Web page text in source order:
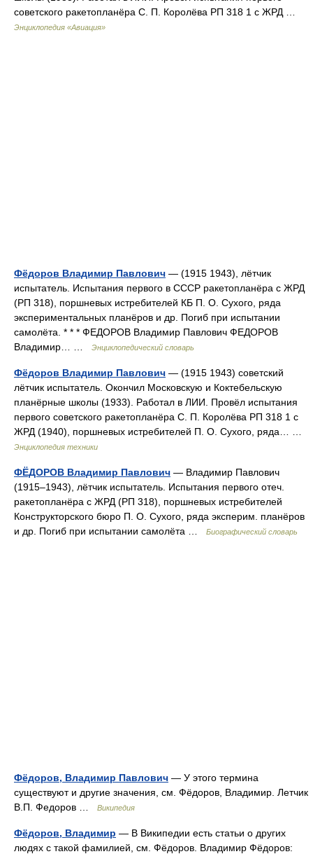
советского ракетопланёра С. П. Королёва РП 318 1 с ЖРД …
Энциклопедия «Авиация»
Фёдоров Владимир Павлович — (1915 1943), лётчик
испытатель. Испытания первого в СССР ракетопланёра с ЖРД
(РП 318), поршневых истребителей КБ П. О. Сухого, ряда
экспериментальных планёров и др. Погиб при испытании
самолёта. * * * ФЕДОРОВ Владимир Павлович ФЕДОРОВ
Владимир… …
Энциклопедический словарь
Фёдоров Владимир Павлович — (1915 1943) советский
лётчик испытатель. Окончил Московскую и Коктебельскую
планёрные школы (1933). Работал в ЛИИ. Провёл испытания
первого советского ракетопланёра С. П. Королёва РП 318 1 с
ЖРД (1940), поршневых истребителей П. О. Сухого, ряда… …
Энциклопедия техники
ФЁДОРОВ Владимир Павлович — Владимир Павлович
(1915–1943), лётчик испытатель. Испытания первого отеч.
ракетопланёра с ЖРД (РП 318), поршневых истребителей
Конструкторского бюро П. О. Сухого, ряда эксперим. планёров
и др. Погиб при испытании самолёта …
Биографический словарь
Фёдоров, Владимир Павлович — У этого термина
существуют и другие значения, см. Фёдоров, Владимир. Летчик
В.П. Федоров …
Википедия
Фёдоров, Владимир — В Википедии есть статьи о других
людях с такой фамилией, см. Фёдоров. Владимир Фёдоров: